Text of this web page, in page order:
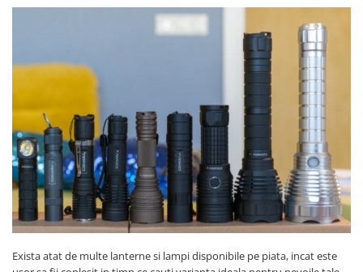
Proiectoare LED
Roboti de Pornire Auto
Microscoape Biologice
Exista atat de multe lanterne si lampi disponibile pe piata, incat este